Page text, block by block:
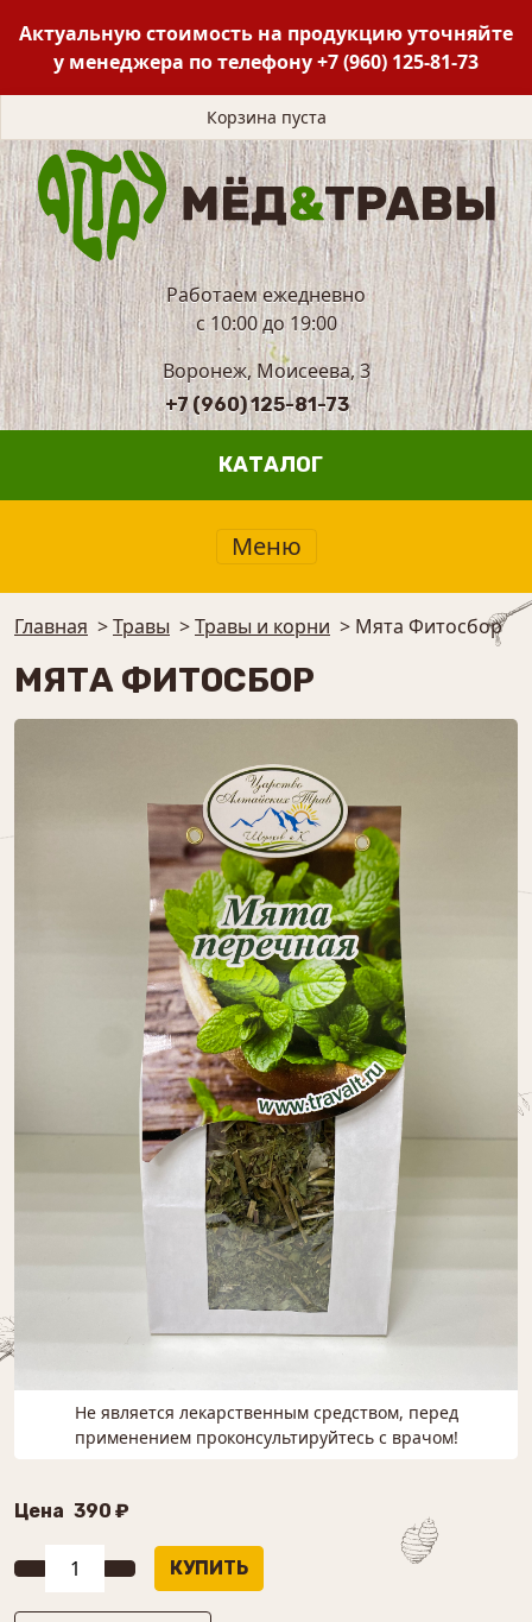
Актуальную стоимость на продукцию уточняйте
у менеджера по телефону+7 (960) 125-81-73
Корзина пуста
Работаем ежедневно
с 10:00 до 19:00
Воронеж, Моисеева, 3
+7 (960) 125-81-73
КАТАЛОГ
Меню
Главная >Травы >Травы и корни > Мята Фитосбор
МЯТА ФИТОСБОР
Не является лекарственным средством, перед
применением проконсультируйтесь с врачом!
Цена 390 ₽